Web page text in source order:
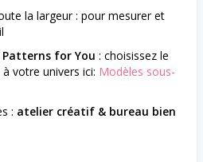
la largeur : pour mesurer et
for You : choisissez le
votre univers ici: Modèles sous-
: atelier créatif & bureau bien